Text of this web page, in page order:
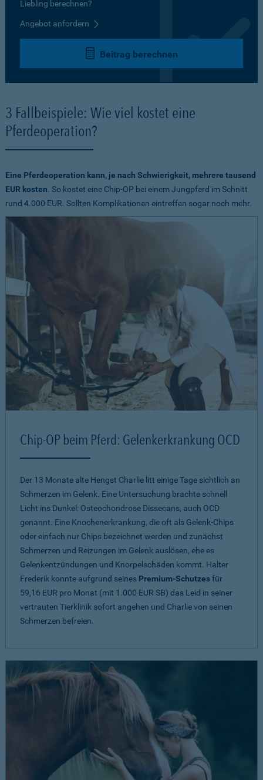
Liebling berechnen?
Angebot anfordern
Beitrag berechnen
3 Fallbeispiele: Wie viel kostet eine
Pferdeoperation?
Eine Pferdeoperation kann, je nach Schwierigkeit, mehrere tausend
EUR kosten. So kostet eine Chip-OP bei einem Jungpferd im Schnitt
rund 4.000 EUR. Sollten Komplikationen eintreffen sogar noch mehr.
Chip-OP beim Pferd: Gelenkerkrankung OCD
Der 13 Monate alte Hengst Charlie litt einige Tage sichtlich an
Schmerzen im Gelenk. Eine Untersuchung brachte schnell
Licht ins Dunkel: Osteochondrose Dissecans, auch OCD
genannt. Eine Knochenerkrankung, die oft als Gelenk-Chips
oder einfach nur Chips bezeichnet werden und zunächst
Schmerzen und Reizungen im Gelenk auslösen, ehe es
Gelenkentzündungen und Knorpelschäden kommt. Halter
Frederik konnte aufgrund seines Premium-Schutzesfür
59,16 EUR pro Monat (mit 1.000 EUR SB) das Leid in seiner
vertrauten Tierklinik sofort angehen und Charlie von seinen
Schmerzen befreien.